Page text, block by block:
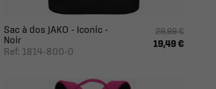
Sac à dos JAKO - Iconic -
Noir
Ref: 1814-800-0
29,99 €
19,49 €